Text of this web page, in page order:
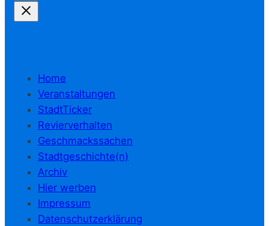
Home
Veranstaltungen
StadtTicker
Revierverhalten
Geschmackssachen
Stadtgeschichte(n)
Archiv
Hier werben
Impressum
Datenschutzerklärung